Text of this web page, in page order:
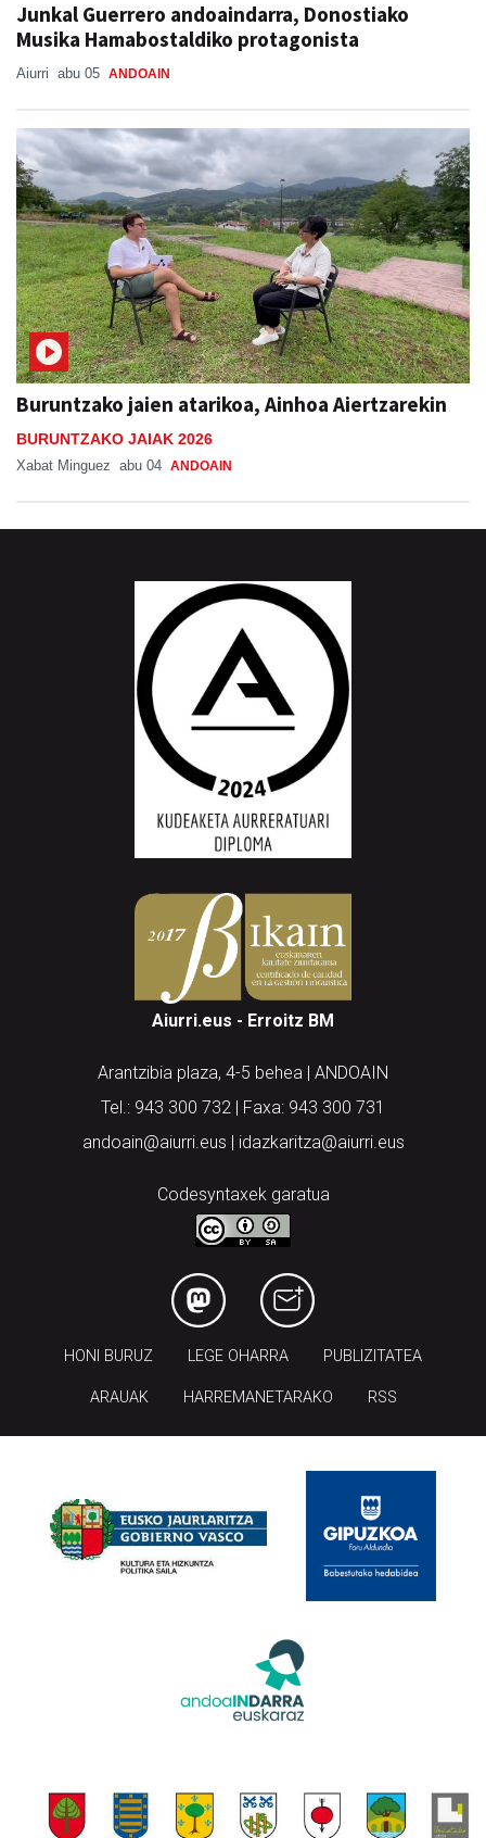
Junkal Guerrero andoaindarra, Donostiako
Musika Hamabostaldiko protagonista
Aiurri abu 05 ANDOAIN
Buruntzako jaien atarikoa, Ainhoa Aiertzarekin
BURUNTZAKO JAIAK 2026
Xabat Minguez abu 04 ANDOAIN
Aiurri.eus - Erroitz BM
Arantzibia plaza, 4-5 behea | ANDOAIN
Tel.: 943 300 732 | Faxa: 943 300 731
andoain@aiurri.eus | idazkaritza@aiurri.eus
Codesyntaxek garatua
HONI BURUZ LEGE OHARRA PUBLIZITATEA
ARAUAK HARREMANETARAKO RSS